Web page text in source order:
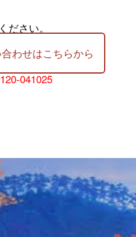
さい。
わせはこちらから
041025